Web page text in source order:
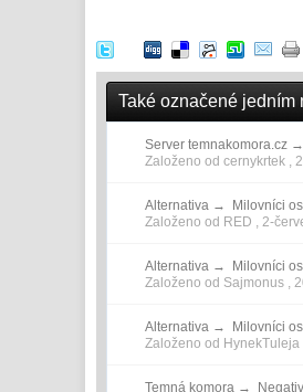
Také označené jedním
Server temnakomora.cz →
Založeno od cernykrtek ,
Alternativa → Milovníci
Založeno od RED ,2-
Alternativa → Milovníci
Založeno od Sajmonus ,
Alternativa → Milovníci
Založeno od HynekTuleja
Temná komora →